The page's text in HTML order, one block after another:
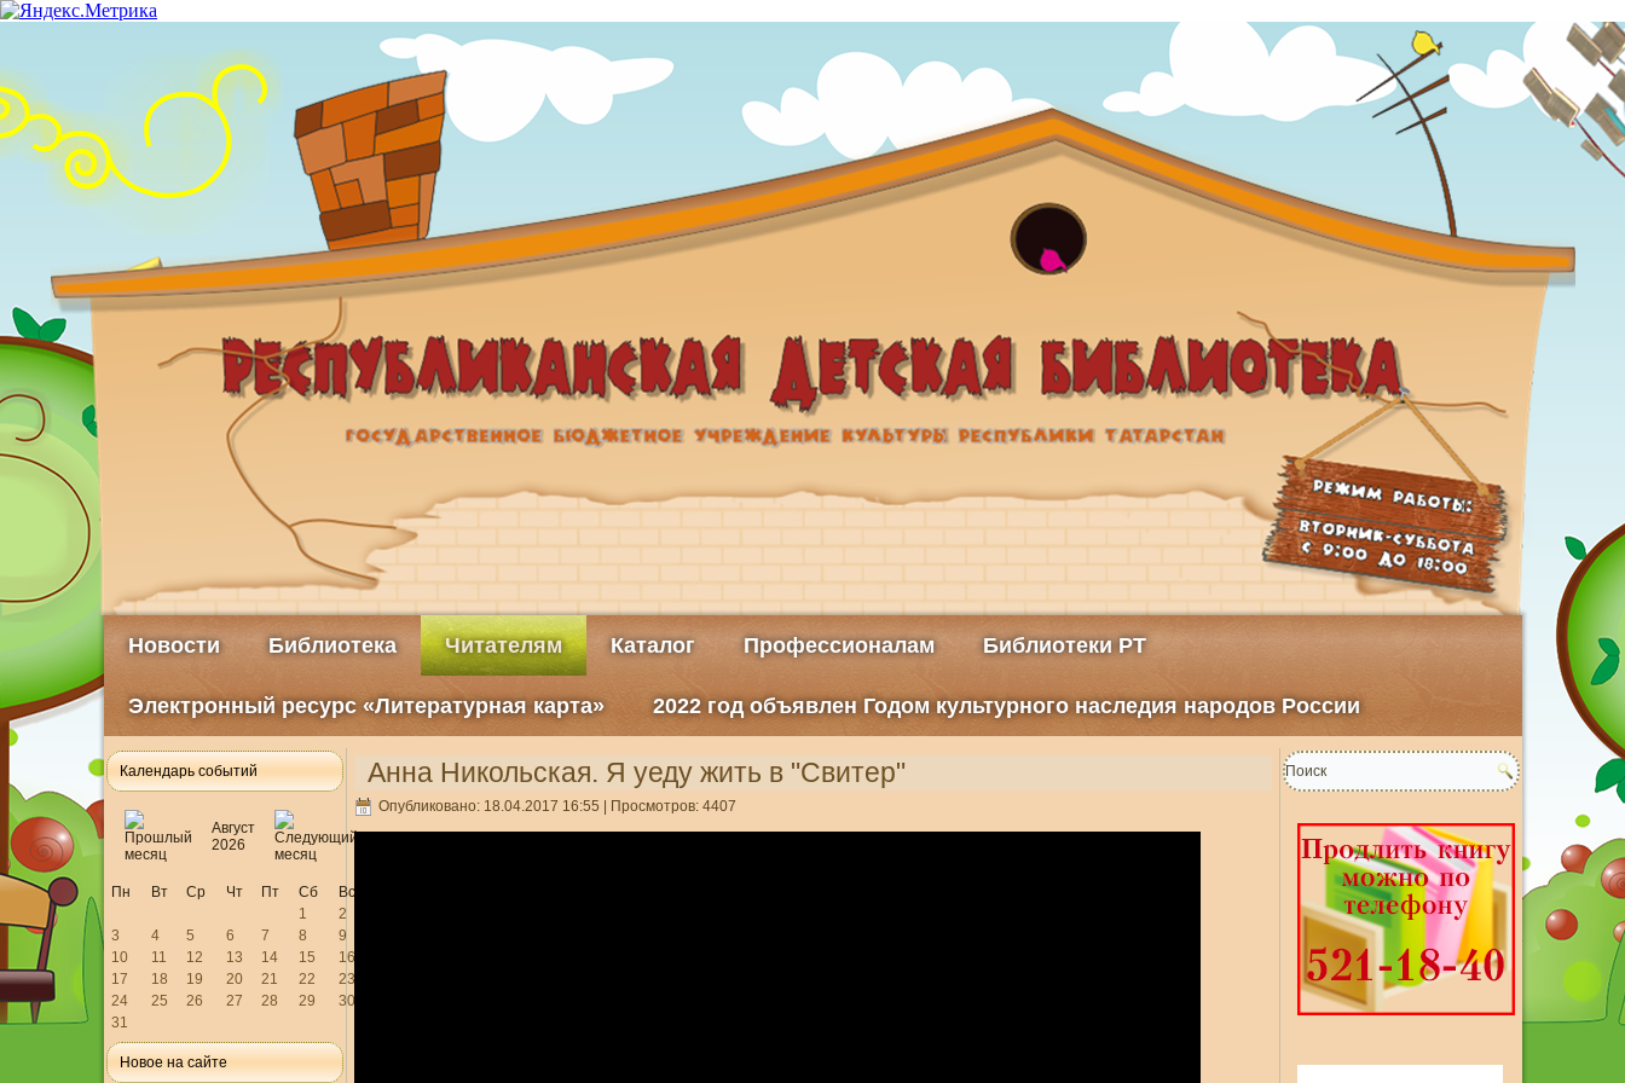
Новости Библиотека Читателям Каталог Профессионалам Библиотеки РТ
Электронный ресурс «Литературная карта» 2022 год объявлен Годом культурного наследия народов России
Календарь событий
Август
2026
Пн Вт Ср Чт Пт Сб
Вс
1
2
3
4 5 6 7 8
9
10
11 12 13 14 15
16
17
18 19 20 21 22
23
24
25 26 27 28 29
30
31
Новое на сайте
Анна Никольская. Я уеду жить в "Свитер"
Опубликовано: 18.04.2017 16:55 | Просмотров: 4407